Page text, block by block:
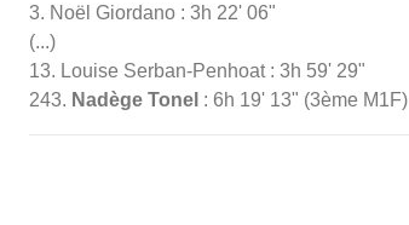
3. Noël Giordano : 3h 22' 06"
(...)
13. Louise Serban-Penhoat : 3h 59' 29"
243. Nadège Tonel : 6h 19' 13" (3ème M1F)